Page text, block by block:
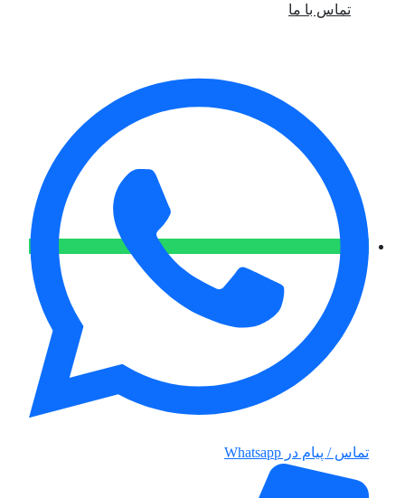
تماس با ما
تماس / پیام در Whatsapp